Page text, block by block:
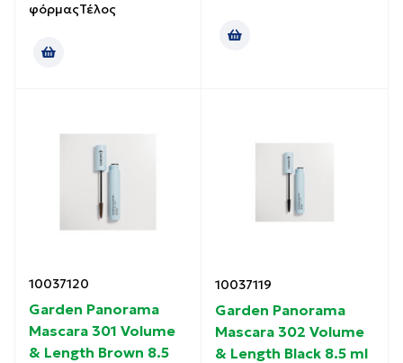
φόρμαςΤέλος
10037120
Garden Panorama
Mascara 301 Volume
& Length Brown 8.5
10037119
Garden Panorama
Mascara 302 Volume
& Length Black 8.5 ml